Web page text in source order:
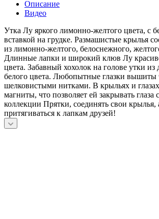
Описание
Видео
Утка Лу яркого лимонно-желтого цвета, с
вставкой на грудке. Размашистые крылья
из лимонно-желтого, белоснежного,
Длинные лапки и широкий клюв Лу
цвета. Забавный хохолок на голове утки из
белого цвета. Любопытные глазки вышиты
шелковистыми нитками. В крыльях и
магниты, что позволяет ей закрывать глаза
коллекции Прятки, соединять свои крылья,
притягиваться к лапкам друзей!